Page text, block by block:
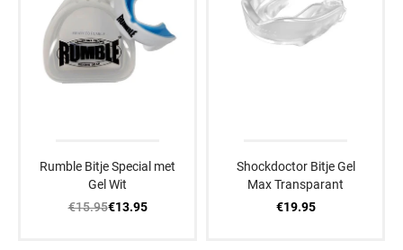
Rumble Bitje Special met
Gel Wit
€15.95€13.95
Shockdoctor Bitje Gel
Max Transparant
€19.95